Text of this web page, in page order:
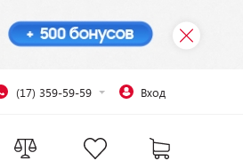
(17) 359-59-59 Вход